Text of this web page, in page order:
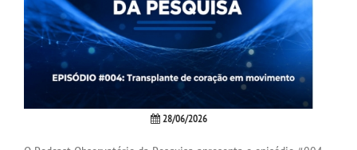
DESTAQUES
UNIESP NEWS
28/06/2026